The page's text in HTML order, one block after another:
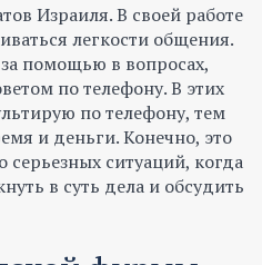
Израиля. В своей работе
легкости общения.
помощью в вопросах,
по телефону. В этих
по телефону, тем
и деньги. Конечно, это
серьезных ситуаций, когда
в суть дела и обсудить